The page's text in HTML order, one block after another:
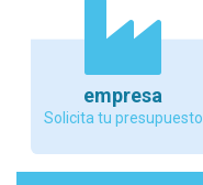
empresa
Solicita tu presupuesto